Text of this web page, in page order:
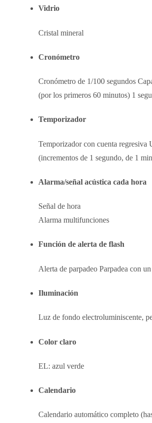
Vidrio
Cristal mineral
Cronómetro
Cronómetro de 1/100 segundos
(por los primeros 60 minutos) 1
Temporizador
Temporizador con cuenta regresiva
(incrementos de 1 segundo, de 1
Alarma/señal acústica cada hora
Señal de hora
Alarma multifunciones
Función de alerta de flash
Alerta de parpadeo Parpadea con
Iluminación
Luz de fondo electroluminiscente,
Color claro
EL: azul verde
Calendario
Calendario automático completo